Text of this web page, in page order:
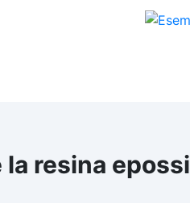
la resina